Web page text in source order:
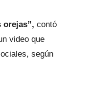
orejas”, contó
video que
según